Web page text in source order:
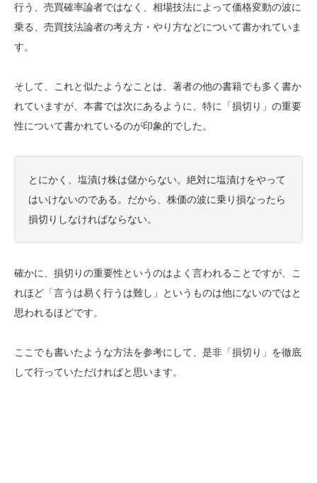
行う、売買確率論者ではなく、相場技法によって価格変動の波に
乗る、売買技法論者の考え方・やり方などについて書かれていま
す。
そして、これと似たようなことは、著者の他の書籍でも多く書か
れていますが、本書では次にあるように、特に「損切り」の重要
性について書かれているのが印象的でした。
とにかく、塩漬け株は儲からない。絶対に塩漬けをやって
はいけないのである。だから、株価の波に乗り損なったら
損切りしなければならない。
確かに、損切りの重要性というのはよく言われることですが、こ
れほど「言うは易く行うは難し」というものは他にないのではと
思われるほどです。
ここでも書いたような方法を参考にして、是非「損切り」を徹底
して行っていただければと思います。